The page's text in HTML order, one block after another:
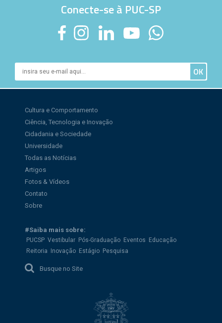
Conecte-se à PUC-SP
Cultura e Comportamento
Ciência, Tecnologia e Inovação
Cidadania e Sociedade
Universidade
Todas as Notícias
Artigos
Fotos & Vídeos
Contato
Sobre
#Saiba mais sobre:
PUCSP Vestibular Pós-Graduação Eventos Educação
Reitoria Inovação Estágio Pesquisa
Busque no Site